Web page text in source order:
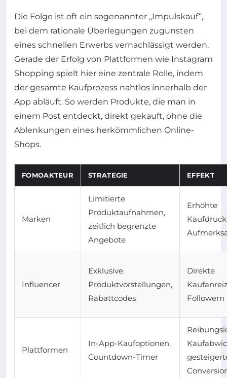
Die Folge ist oft ein sogenannter „Impulskauf“,
bei dem rationale Überlegungen zugunsten
eines schnellen Erwerbs vernachlässigt werden.
Gerade der Erfolg von Plattformen wie Instagram
Shopping spielt hier eine zentrale Rolle, indem
der gesamte Kaufprozess nahtlos innerhalb der
App abläuft. So werden Produkte, die man in
einem Post entdeckt, direkt gekauft, ohne die
Ablenkungen eines herkömmlichen Online-
Shops.
FOMOAKTEUR STRATEGIE EFFEKT
Marken
Limitierte
Produktaufnahmen,
zeitlich begrenzte
Angebote
Erhöhte
Influencer
Exklusive
Produktvorstellungen,
Rabattcodes
Direkte
Followern
Plattformen
In-App-Kaufoptionen,
Countdown-Timer